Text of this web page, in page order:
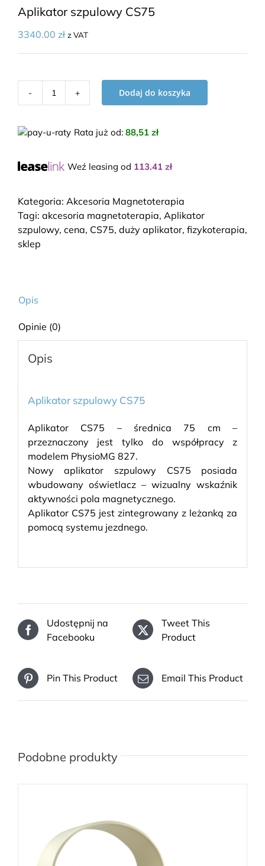
Aplikator szpulowy CS75
3340.00 zł z VAT
ilość
szpulowy
CS75
Dodaj do koszyka
Rata już od: 88,51 zł
Weź leasing od 113.41 zł
Kategoria: Akcesoria Magnetoterapia
Tagi: akcesoria magnetoterapia, Aplikator
szpulowy, cena, CS75, duży aplikator, fizykoterapia,
sklep
Opis
Opinie (0)
Opis
Aplikator szpulowy CS75
Aplikator CS75 – średnica 75 cm –
przeznaczony jest tylko do współpracy z
modelem PhysioMG 827.
Nowy aplikator szpulowy CS75 posiada
wbudowany oświetlacz – wizualny wskaźnik
aktywności pola magnetycznego.
Aplikator CS75 jest zintegrowany z leżanką za
pomocą systemu jezdnego.
Udostępnij na
Facebooku
Tweet This
Product
Pin This Product Email This Product
Podobne produkty